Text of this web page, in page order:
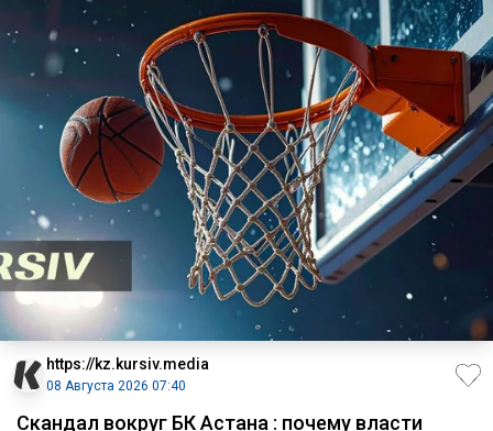
https://kz.kursiv.media
08 Августа 2026 07:40
Скандал вокруг БК Астана : почему власти